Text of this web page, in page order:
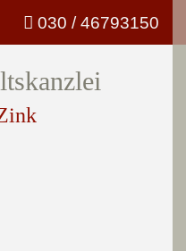
030 / 46793150